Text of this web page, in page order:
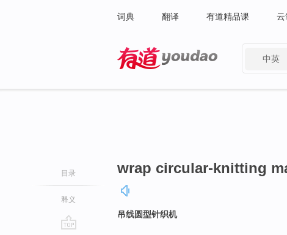
词典 翻译 有道精品课 云
中英
目录
释义
wrap circular-knitting
吊线圆型针织机